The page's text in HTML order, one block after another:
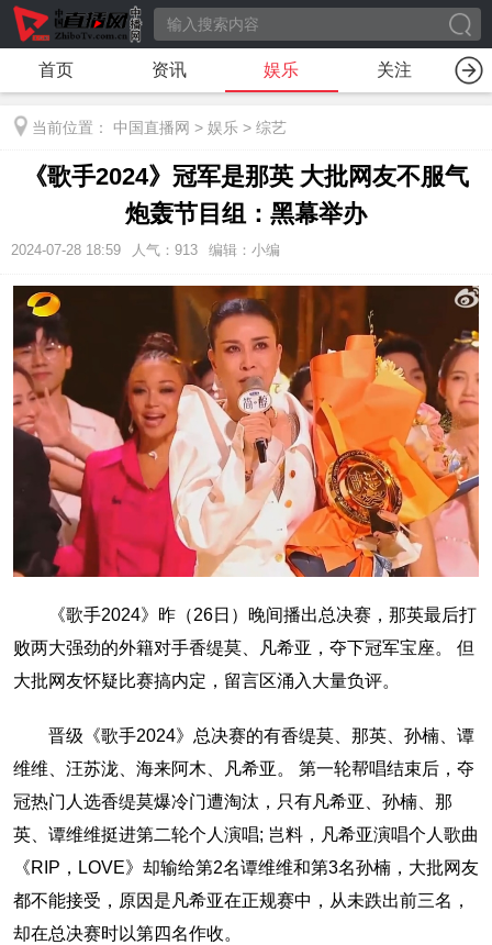
首页 资讯 娱乐 关注
当前位置： 中国直播网 > 娱乐 > 综艺
《歌手2024》冠军是那英 大批网友不服气
炮轰节目组：黑幕举办
2024-07-28 18:59 人气： 913 编辑：小编
《歌手2024》昨（26日）晚间播出总决赛，那英最后打
败两大强劲的外籍对手香缇莫、凡希亚，夺下冠军宝座。 但
大批网友怀疑比赛搞内定，留言区涌入大量负评。
晋级《歌手2024》总决赛的有香缇莫、那英、孙楠、谭
维维、汪苏泷、海来阿木、凡希亚。 第一轮帮唱结束后，夺
冠热门人选香缇莫爆冷门遭淘汰，只有凡希亚、孙楠、那
英、谭维维挺进第二轮个人演唱; 岂料，凡希亚演唱个人歌曲
《RIP，LOVE》却输给第2名谭维维和第3名孙楠，大批网友
都不能接受，原因是凡希亚在正规赛中，从未跌出前三名，
却在总决赛时以第四名作收。